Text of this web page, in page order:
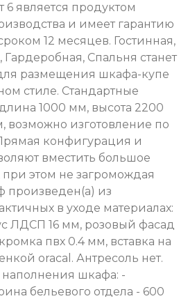
является продуктом
и имеет гарантию
12 месяцев. Гостинная,
Спальня станет
размещения шкафа-купе
стиле. Стандартные
1000 мм, высота 2200
возможно изготовление по
конфигурация и
вместить большое
этом не загромождая
произведен(а) из
в уходе материалах:
ЛДСП 16 мм, розовый фасад
пвх 0.4 мм, вставка на
oracal. Антресоль нет.
шкафа: -
бельевого отдела - 600